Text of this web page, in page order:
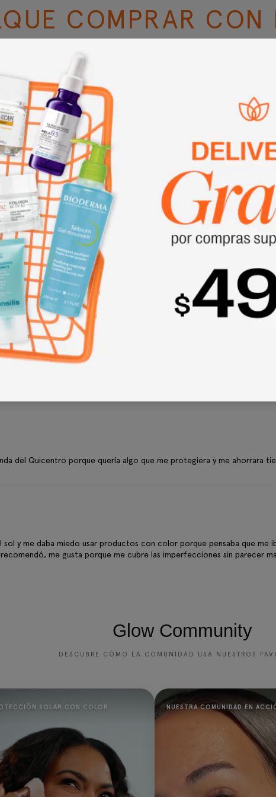
COMPRAR CON
Reseñas de Clientes
Basado en 3 reseñas
0
0
del Quicentro porque quería algo que me protegiera y me ahorrara
y me daba miedo usar productos con color porque pensaba que me
me gusta porque me cubre las imperfecciones sin parecer
Glow Community
DESCUBRE CÓMO LA COMUNIDAD USA NUESTROS
SOLAR CON COLOR NUESTRA COMUNIDAD EN